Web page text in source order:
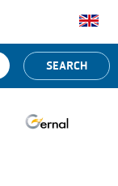
SEARCH